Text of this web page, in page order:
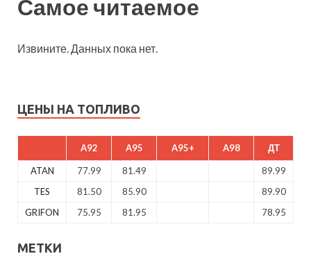
Самое читаемое
Извините. Данных пока нет.
ЦЕНЫ НА ТОПЛИВО
A92 A95 A95+ A98 ДТ
ATAN 77.99 81.49
89.99
TES
81.50 85.90
89.90
GRIFON
75.95 81.95 78.95
МЕТКИ